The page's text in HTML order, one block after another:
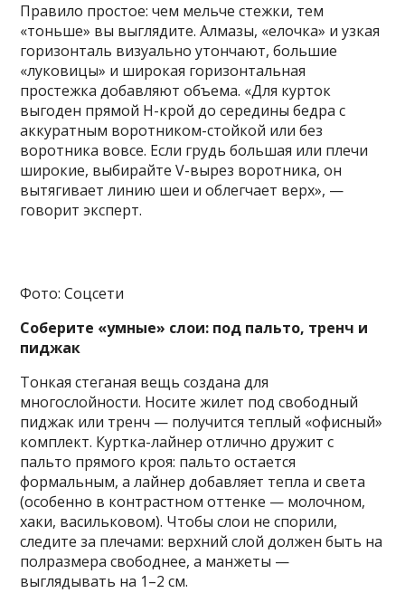
Правило простое: чем мельче стежки, тем
«тоньше» вы выглядите. Алмазы, «елочка» и узкая
горизонталь визуально утончают, большие
«луковицы» и широкая горизонтальная
простежка добавляют объема. «Для курток
выгоден прямой H-крой до середины бедра с
аккуратным воротником-стойкой или без
воротника вовсе. Если грудь большая или плечи
широкие, выбирайте V-вырез воротника, он
вытягивает линию шеи и облегчает верх», —
говорит эксперт.
Фото: Соцсети
Соберите «умные» слои: под пальто, тренч и
пиджак
Тонкая стеганая вещь создана для
многослойности. Носите жилет под свободный
пиджак или тренч — получится теплый «офисный»
комплект. Куртка-лайнер отлично дружит с
пальто прямого кроя: пальто остается
формальным, а лайнер добавляет тепла и света
(особенно в контрастном оттенке — молочном,
хаки, васильковом). Чтобы слои не спорили,
следите за плечами: верхний слой должен быть на
полразмера свободнее, а манжеты —
выглядывать на 1–2 см.